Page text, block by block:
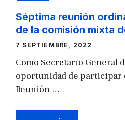
Séptima reunión
de la comisión mixta
7 SEPTIEMBRE, 2022
Como Secretario General
oportunidad de participar
Reunión …